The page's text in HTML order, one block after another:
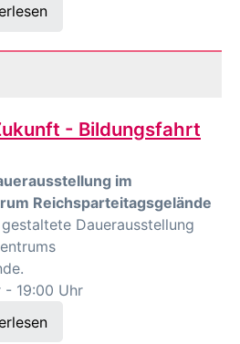
- Bildungsfahrt
im
Reichsparteitagsgelände
Dauerausstellung
- 19:00 Uhr